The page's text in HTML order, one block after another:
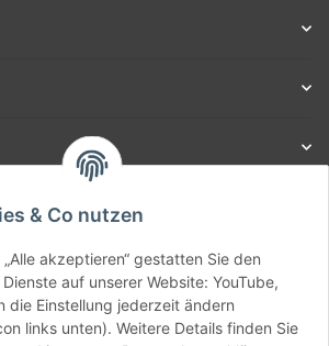
& Co nutzen
akzeptieren“ gestatten Sie den
auf unserer Website: YouTube,
die Einstellung jederzeit ändern
links unten). Weitere Details finden Sie
Worldwide. ( B2B Shop )
Vertrag widerrufen